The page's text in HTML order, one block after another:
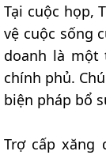
Tại cuộc họp,
vệ cuộc sống
doanh là một
chính phủ.
biện pháp bổ
Trợ cấp xăng